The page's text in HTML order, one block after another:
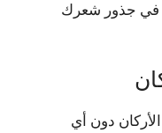
في جذور شعرك
دون أي